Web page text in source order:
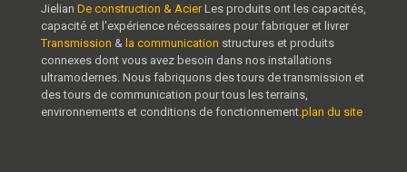
Jielian De construction & AcierLes produits ont les capacités,
capacité et l'expérience nécessaires pour fabriquer et livrer
Transmission & la communication structures et produits
connexes dont vous avez besoin dans nos installations
ultramodernes. Nous fabriquons des tours de transmission et
des tours de communication pour tous les terrains,
environnements et conditions de fonctionnement.plan du site